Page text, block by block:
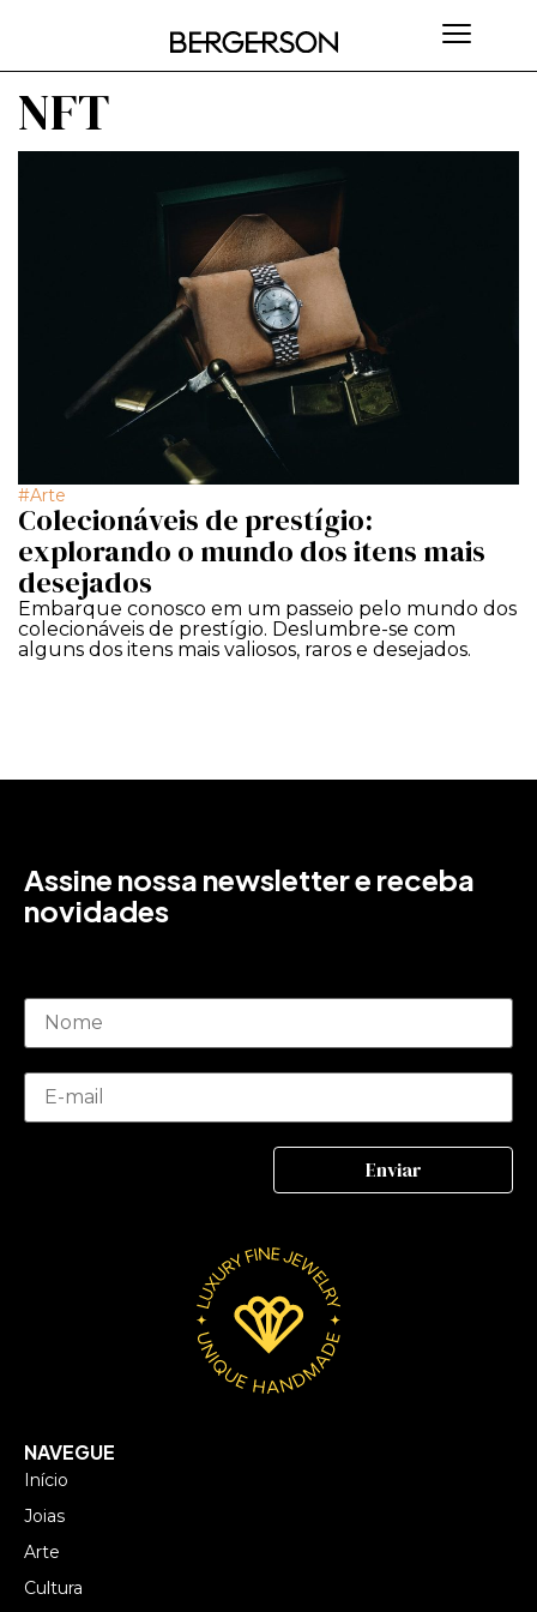
NFT
Arte
Colecionáveis de prestígio:
explorando o mundo dos itens mais
desejados
Embarque conosco em um passeio pelo mundo dos
colecionáveis de prestígio. Deslumbre-se com
alguns dos itens mais valiosos, raros e desejados.
Assine nossa newsletter e receba
novidades
NAVEGUE
Início
Joias
Arte
Cultura